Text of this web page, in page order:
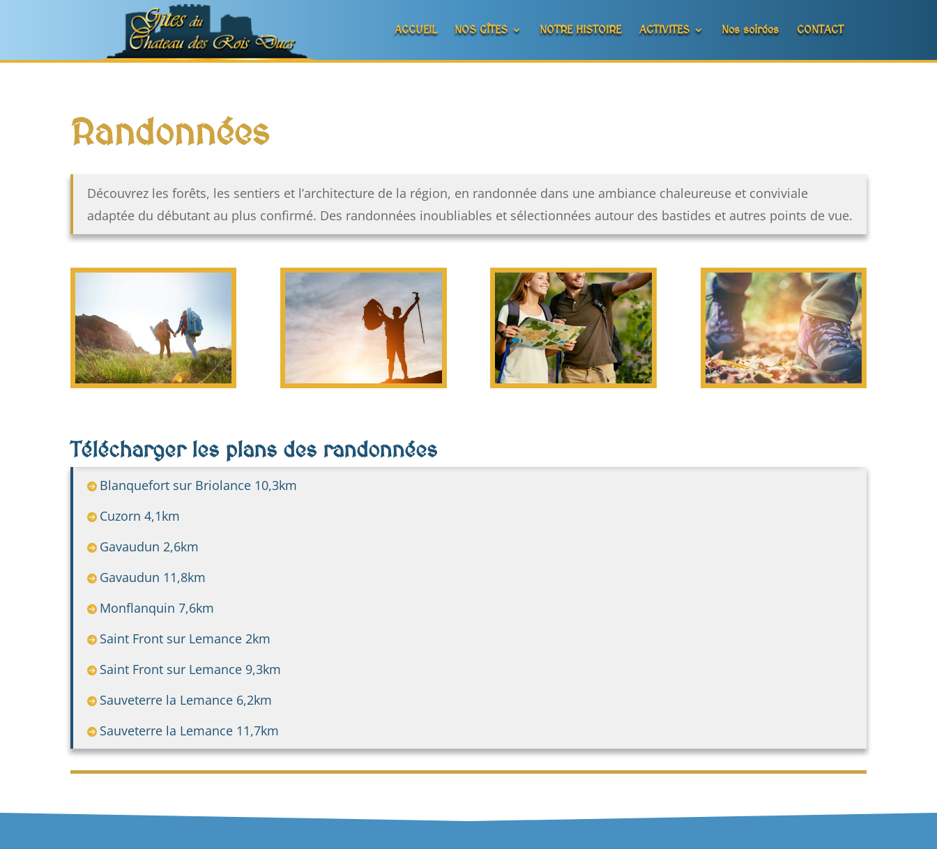
ACCUEIL NOS GÎTES NOTRE HISTOIRE ACTIVITES Nos soirées CONTACT
Randonnées
Découvrez les forêts, les sentiers et l’architecture de la région, en randonnée dans une ambiance chaleureuse et conviviale
adaptée du débutant au plus confirmé. Des randonnées inoubliables et sélectionnées autour des bastides et autres points de vue.
Télécharger les plans des randonnées
Blanquefort sur Briolance 10,3km
Cuzorn 4,1km
Gavaudun 2,6km
Gavaudun 11,8km
Monflanquin 7,6km
Saint Front sur Lemance 2km
Saint Front sur Lemance 9,3km
Sauveterre la Lemance 6,2km
Sauveterre la Lemance 11,7km